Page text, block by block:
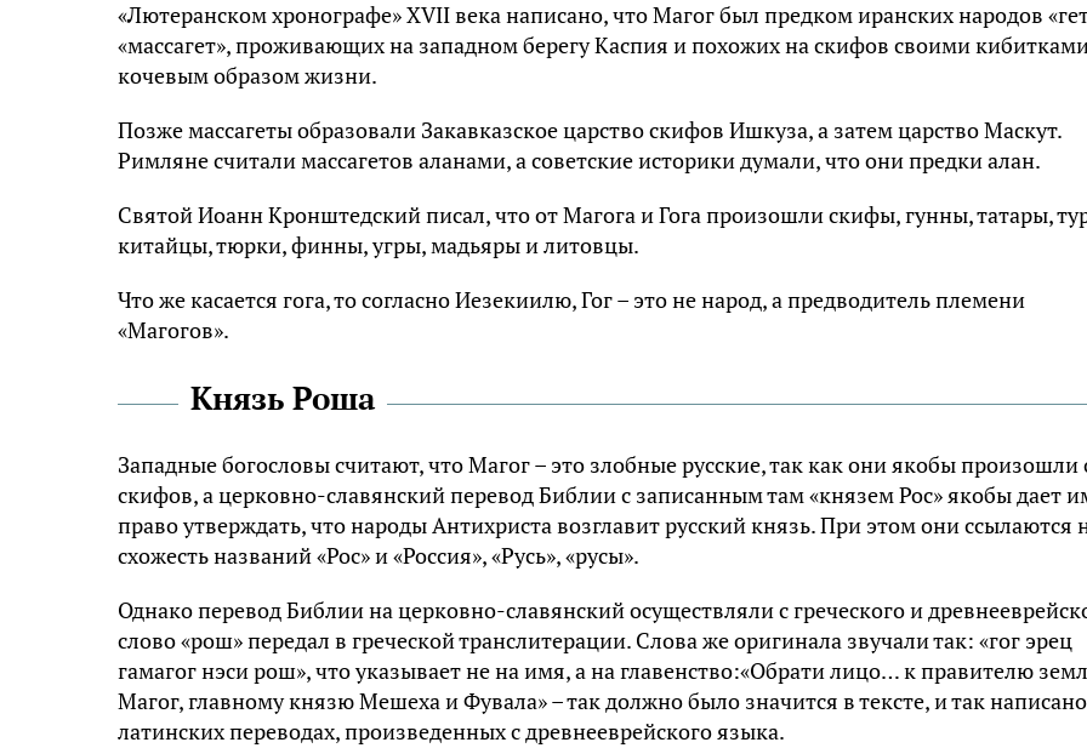
«Лютеранском хронографе» XVII века написано, что Магог был предком иранских народов
«массагет», проживающих на западном берегу Каспия и похожих на скифов своими
кочевым образом жизни.
Позже массагеты образовали Закавказское царство скифов Ишкуза, а затем царство Маскут.
Римляне считали массагетов аланами, а советские историки думали, что они предки алан.
Святой Иоанн Кронштедский писал, что от Магога и Гога произошли скифы, гунны, татары,
китайцы, тюрки, финны, угры, мадьяры и литовцы.
Что же касается гога, то согласно Иезекиилю, Гог – это не народ, а предводитель племени
«Магогов».
Князь Роша
Западные богословы считают, что Магог – это злобные русские, так как они якобы произошли
скифов, а церковно-славянский перевод Библии с записанным там «князем Рос» якобы дает
право утверждать, что народы Антихриста возглавит русский князь. При этом они ссылаются
схожесть названий «Рос» и «Россия», «Русь», «русы».
Однако перевод Библии на церковно-славянский осуществляли с греческого и
слово «рош» передал в греческой транслитерации. Слова же оригинала звучали так: «гог эрец
гамагог нэси рош», что указывает не на имя, а на главенство:«Обрати лицо… к правителю
Магог, главному князю Мешеха и Фувала» – так должно было значится в тексте, и так
латинских переводах, произведенных с древнееврейского языка.